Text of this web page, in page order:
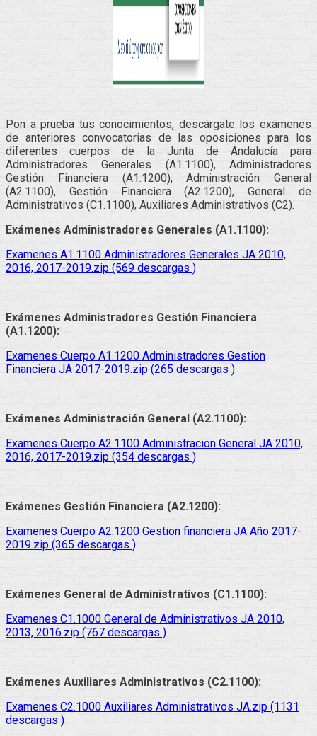
Pon a prueba tus conocimientos, descárgate los exámenes
de anteriores convocatorias de las oposiciones para los
diferentes cuerpos de la Junta de Andalucía para
Administradores Generales (A1.1100), Administradores
Gestión Financiera (A1.1200), Administración General
(A2.1100), Gestión Financiera (A2.1200), General de
Administrativos (C1.1100), Auxiliares Administrativos (C2).
Exámenes Administradores Generales (A1.1100):
Examenes A1.1100 Administradores Generales JA 2010,
2016, 2017-2019.zip (569 descargas )
Exámenes Administradores Gestión Financiera
(A1.1200):
Examenes Cuerpo A1.1200 Administradores Gestion
Financiera JA 2017-2019.zip (265 descargas )
Exámenes Administración General (A2.1100):
Examenes Cuerpo A2.1100 Administracion General JA 2010,
2016, 2017-2019.zip (354 descargas )
Exámenes Gestión Financiera (A2.1200):
Examenes Cuerpo A2.1200 Gestion financiera JA Año 2017-
2019.zip (365 descargas )
Exámenes General de Administrativos (C1.1100):
Examenes C1.1000 General de Administrativos JA 2010,
2013, 2016.zip (767 descargas )
Exámenes Auxiliares Administrativos (C2.1100):
Examenes C2.1000 Auxiliares Administrativos JA.zip (1131
descargas )